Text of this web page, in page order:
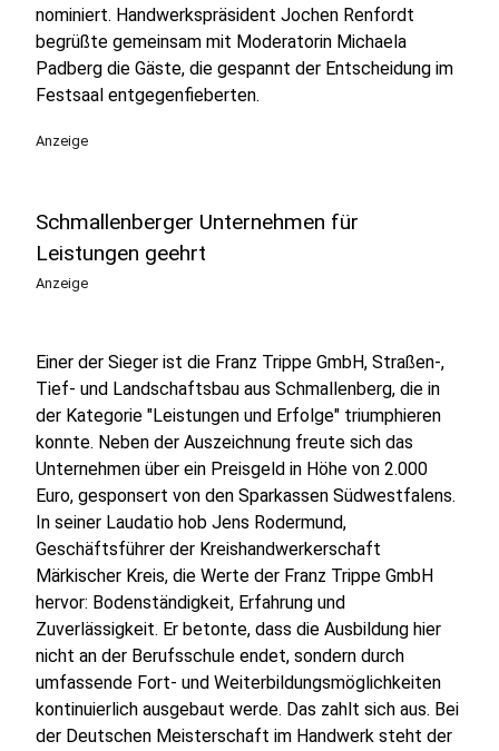
nominiert. Handwerkspräsident Jochen Renfordt
begrüßte gemeinsam mit Moderatorin Michaela
Padberg die Gäste, die gespannt der Entscheidung im
Festsaal entgegenfieberten.
Anzeige
Schmallenberger Unternehmen für
Leistungen geehrt
Anzeige
Einer der Sieger ist die Franz Trippe GmbH, Straßen-,
Tief- und Landschaftsbau aus Schmallenberg, die in
der Kategorie "Leistungen und Erfolge" triumphieren
konnte. Neben der Auszeichnung freute sich das
Unternehmen über ein Preisgeld in Höhe von 2.000
Euro, gesponsert von den Sparkassen Südwestfalens.
In seiner Laudatio hob Jens Rodermund,
Geschäftsführer der Kreishandwerkerschaft
Märkischer Kreis, die Werte der Franz Trippe GmbH
hervor: Bodenständigkeit, Erfahrung und
Zuverlässigkeit. Er betonte, dass die Ausbildung hier
nicht an der Berufsschule endet, sondern durch
umfassende Fort- und Weiterbildungsmöglichkeiten
kontinuierlich ausgebaut werde. Das zahlt sich aus. Bei
der Deutschen Meisterschaft im Handwerk steht der